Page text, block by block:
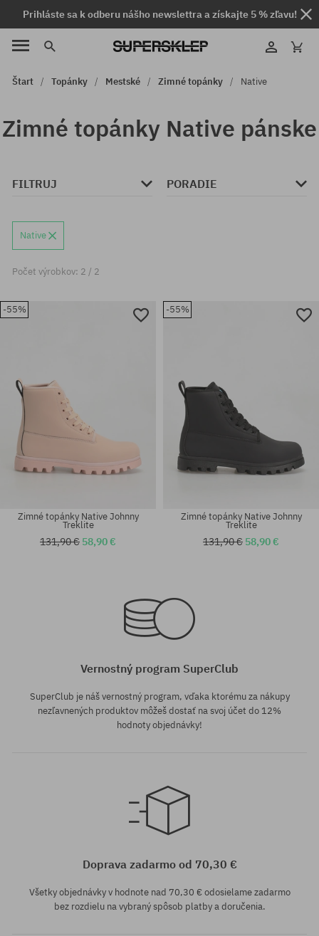
Prihláste sa k odberu nášho newslettra a získajte 5 % zľavu!
Štart Topánky Mestské Zimné topánky Native
Zimné topánky Native pánske
FILTRUJ PORADIE
Native
Počet výrobkov: 2 / 2
-55%
Zimné topánky Native Johnny
Treklite
131,90 € 58,90 €
-55%
Dostupné veľkosti:
Zimné topánky Native Johnny
Treklite
131,90 € 58,90 €
Vernostný program SuperClub
SuperClub je náš vernostný program, vďaka ktorému za nákupy
nezľavnených produktov môžeš dostať na svoj účet do 12%
hodnoty objednávky!
Doprava zadarmo od 70,30 €
Všetky objednávky v hodnote nad 70,30 € odosielame zadarmo
bez rozdielu na vybraný spôsob platby a doručenia.